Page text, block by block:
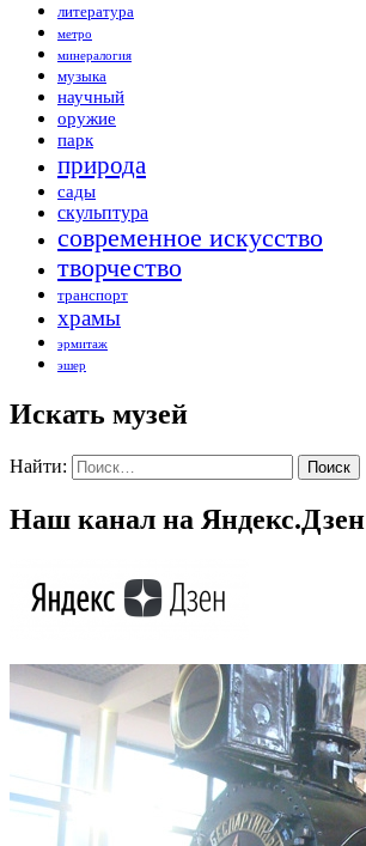
литература
метро
минералогия
музыка
научный
оружие
парк
природа
сады
скульптура
современное искусство
творчество
транспорт
храмы
эрмитаж
эшер
Искать музей
Найти:
Наш канал на Яндекс.Дзен